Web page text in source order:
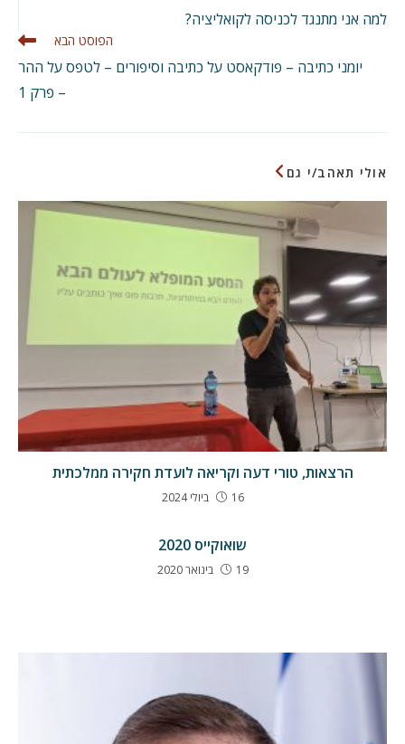
נוספים
למה אני מתנגד לכניסה לקואליציה?
הפוסט הבא
יומני כתיבה – פודקאסט על כתיבה וסיפורים – לטפס על ההר
– פרק 1
אולי תאהב/י גם
הרצאות, טורי דעה וקריאה לועדת חקירה ממלכתית
16 ביולי 2024
שואוקייס 2020
19 בינואר 2020